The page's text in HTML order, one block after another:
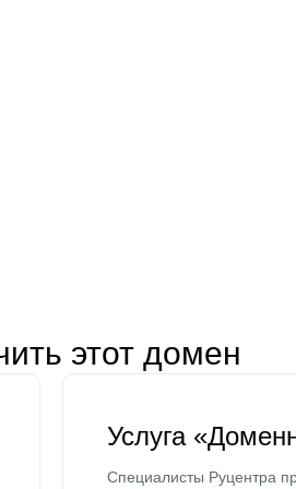
этот домен
Услуга
Специалисты Руцентра